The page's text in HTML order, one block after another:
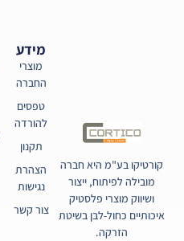
קורטיקו בע"מ היא חברה
מובילה לפיתוח, ייצור
ושיווק מוצרי פלסטיק
איכותיים כחול-לבן בשיטת
הזרקה.
מידע
מוצרי
החברה
טפסים
להורדה
תקנון
הצהרת
נגישות
צור קשר